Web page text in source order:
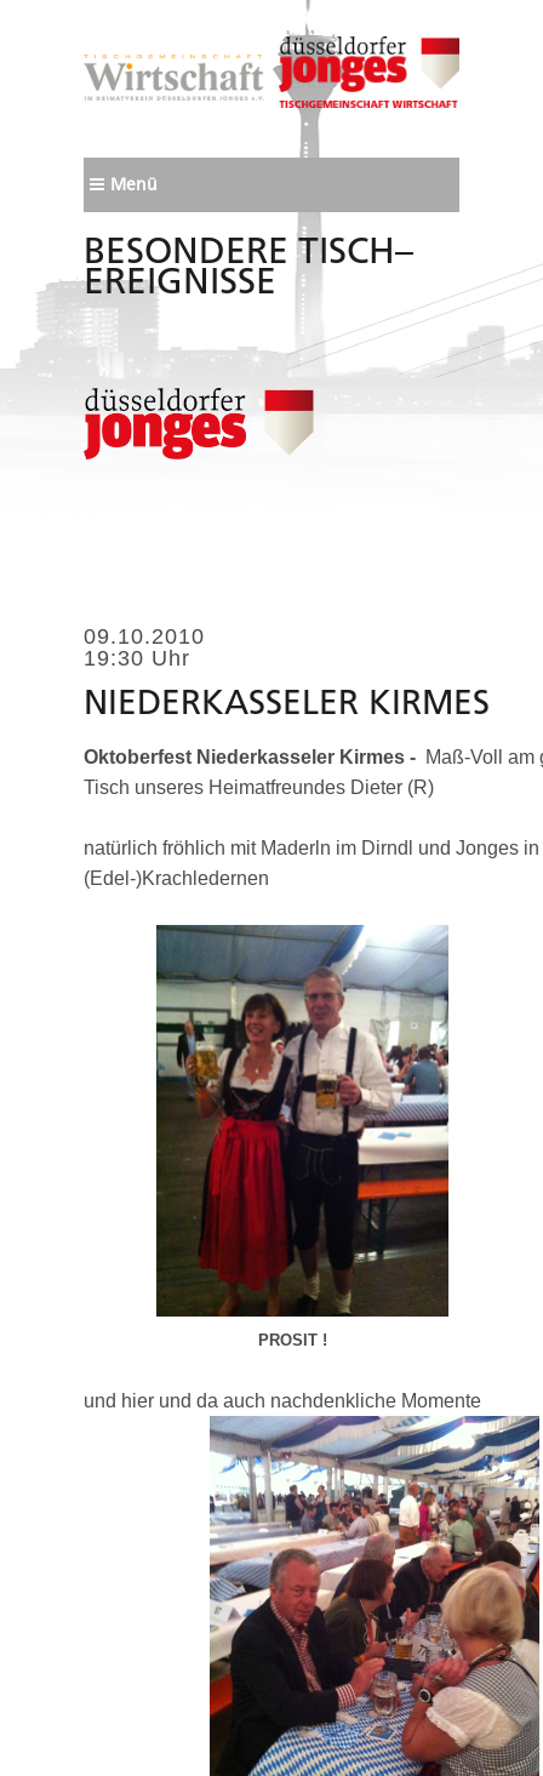
Menü
BESONDERE TISCH–
EREIGNISSE
09.10.2010
19:30 Uhr
NIEDERKASSELER KIRMES
Oktoberfest Niederkasseler Kirmes - Maß-Voll am
Tisch unseres Heimatfreundes Dieter (R)
natürlich fröhlich mit Maderln im Dirndl und Jonges in
(Edel-)Krachledernen
PROSIT !
und hier und da auch nachdenkliche Momente